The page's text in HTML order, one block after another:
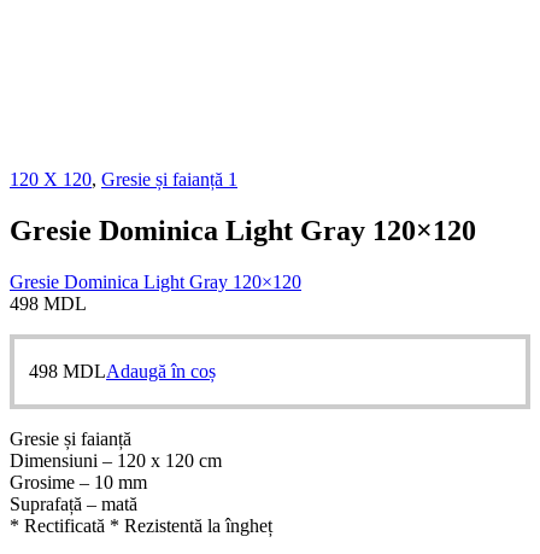
120 X 120, Gresie și faianță 1
Gresie Dominica Light Gray 120×120
Gresie Dominica Light Gray 120×120
498 MDL
498 MDLAdaugă în coș
Gresie și faianță
Dimensiuni – 120 x 120 cm
Grosime – 10 mm
Suprafață – mată
* Rectificată * Rezistentă la îngheț